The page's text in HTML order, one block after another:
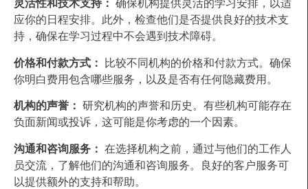
灵活性和技术支持： 确保机构提供灵活的学习安排，以适
应你的日程安排。此外，检查他们是否提供良好的技术支
持，确保在学习过程中不会遇到技术障碍。
价格和付款方式：
比较不同机构的价格和付款方式。确保
你明白费用包含哪些服务，以及是否有任何隐藏费用。
机构的声誉： 研究机构的声誉和历史。有些机构可能存在
负面新闻或投诉，这可能是你考虑的一个因素。
沟通和咨询服务： 在选择机构之前，通过与他们的工作人
员交流，了解他们的沟通和咨询服务。良好的客户服务可
以提供额外的支持和帮助。